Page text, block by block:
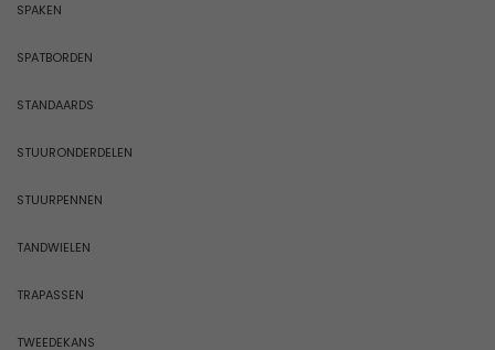
SPAKEN
SPATBORDEN
STANDAARDS
STUURONDERDELEN
STUURPENNEN
TANDWIELEN
TRAPASSEN
TWEEDEKANS